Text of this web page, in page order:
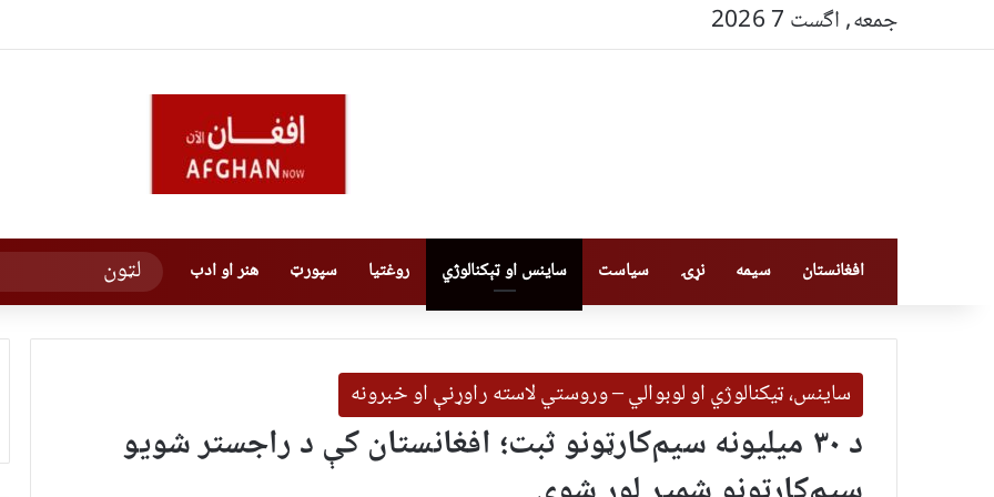
جمعه, اگست 7 2026
افغانستان سیمه نړۍ سیاست ساینس او ټېکنالوژي روغتیا سپورټ هنر او ادب
ساینس، ټیکنالوژي او لوبوالي – وروستي لاسته راوړنې او خبرونه
د ۳۰ میلیونه سیم‌کارټونو ثبت؛ افغانستان کې د راجستر شويو